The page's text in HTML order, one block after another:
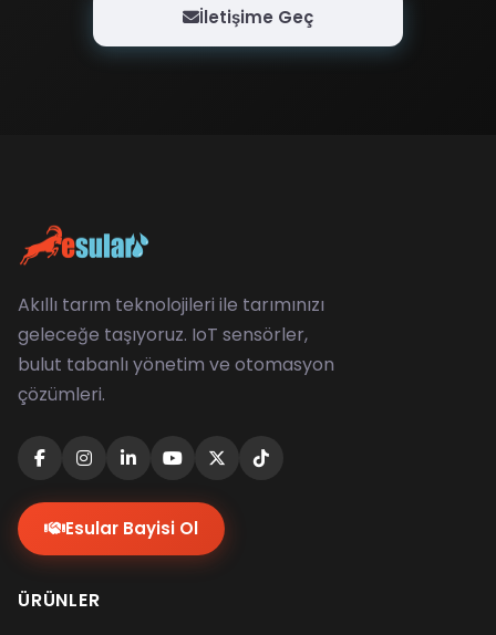
İletişime Geç
Akıllı tarım teknolojileri ile tarımınızı
geleceğe taşıyoruz. IoT sensörler,
bulut tabanlı yönetim ve otomasyon
çözümleri.
Esular Bayisi Ol
ÜRÜNLER